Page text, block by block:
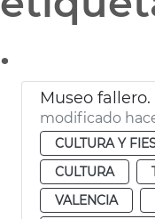
.
Museo
modificado
CULTURA Y
CULTURA
VALENCIA